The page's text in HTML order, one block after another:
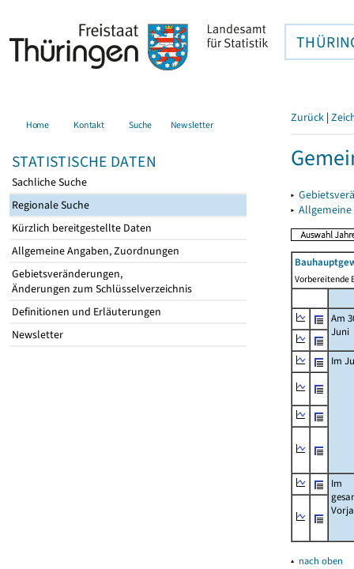
Home Kontakt Suche Newsletter
STATISTISCHE DATEN
Sachliche Suche
Regionale Suche
Kürzlich bereitgestellte Daten
Allgemeine Angaben, Zuordnungen
Gebietsveränderungen,
Änderungen zum Schlüsselverzeichnis
Definitionen und Erläuterungen
Newsletter
Zurück |
▸
▸
Vorbereitende
Am
Juni
Im
Im
▴ nach oben